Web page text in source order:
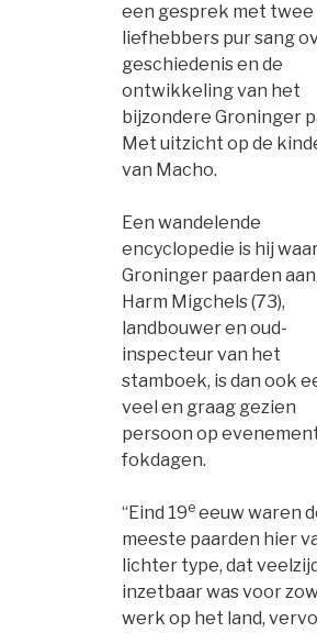
een gesprek met twee
liefhebbers pur sang
geschiedenis en de
ontwikkeling van het
bijzondere Groninger
Met uitzicht op de
van Macho.
Een wandelende
encyclopedie is hij
Groninger paarden
Harm Migchels (73),
landbouwer en oud-
inspecteur van het
stamboek, is dan ook
veel en graag gezien
persoon op
fokdagen.
“Eind 19e eeuw waren
meeste paarden hier
lichter type, dat
inzetbaar was voor
werk op het land,